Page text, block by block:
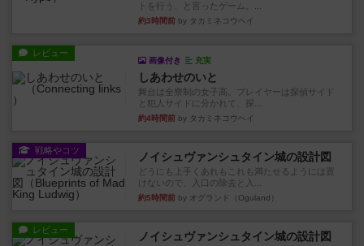
トを行う、と言ったゲーム。...
約3時間前 by タカミネコウヘイ
レビュー
画像付き 充実
しあわせのいと
舞台は全寮制の女子高。プレイヤーは探偵サイド
と犯人サイドに分かれて、探...
約4時間前 by タカミネコウヘイ
戦略やコツ ノイシュヴァンシュタイン城の設計図
どうにも上手くあれもこれも満たせるようには置
けないので、入口の除去と入...
約5時間前 by オグランド（Oguland）
レビュー ノイシュヴァンシュタイン城の設計図